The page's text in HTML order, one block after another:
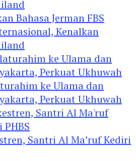
Bahasa Jerman FBS
Kenalkan
ke Ulama dan
Perkuat Ukhuwah
Santri Al Ma’ruf Kediri